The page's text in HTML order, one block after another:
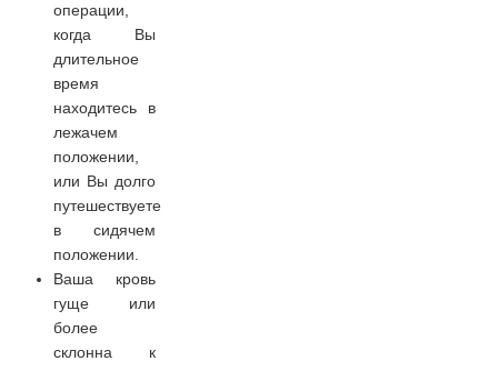
операции,
когда Вы
длительное
время
находитесь в
лежачем
положении,
или Вы долго
путешествуете
в сидячем
положении.
Ваша кровь
гуще или
более
склонна к